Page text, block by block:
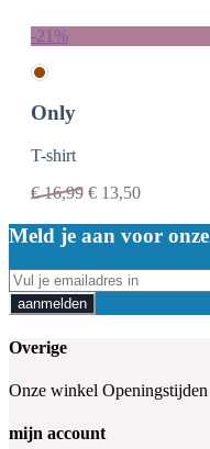
-21%
Only
T-shirt
€16,99 € 13,50
Meld je aan voor
aanmelden
Overige
Onze winkel Openingstijden
mijn account